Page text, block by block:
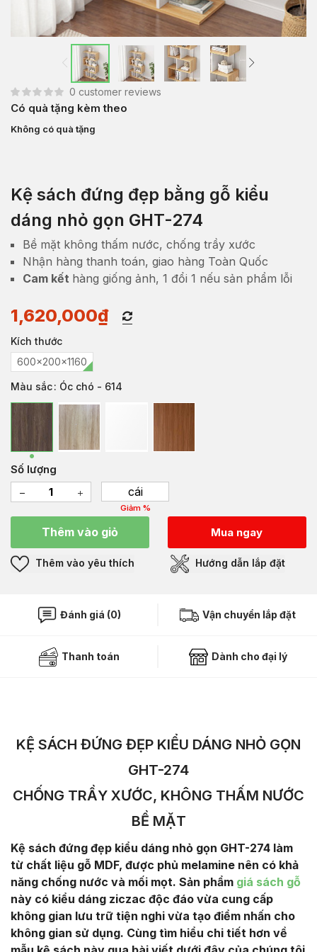
0 customer reviews
Có quà tặng kèm theo
Không có quà tặng
Kệ sách đứng đẹp bằng gỗ kiểu
dáng nhỏ gọn GHT-274
Bề mặt không thấm nước, chống trầy xước
Nhận hàng thanh toán, giao hàng Toàn Quốc
Cam kết hàng giống ảnh, 1 đổi 1 nếu sản phẩm lỗi
1,620,000₫
Kích thước
600x200x1160
Màu sắc: Óc chó - 614
Số lượng
cái
Giảm %
Thêm vào giỏ Mua ngay
Thêm vào yêu thích Hướng dẫn lắp đặt
Đánh giá (0) Vận chuyển lắp đặt
Thanh toán Dành cho đại lý
KỆ SÁCH ĐỨNG ĐẸP KIỂU DÁNG NHỎ GỌN
GHT-274
CHỐNG TRẦY XƯỚC, KHÔNG THẤM NƯỚC
BỀ MẶT
Kệ sách đứng đẹp kiểu dáng nhỏ gọn GHT-274 làm
từ chất liệu gỗ MDF, được phủ melamine nên có khả
năng chống nước và mối mọt. Sản phẩm giá sách gỗ
này có kiểu dáng ziczac độc đáo vừa cung cấp
không gian lưu trữ tiện nghi vừa tạo điểm nhấn cho
không gian sử dụng. Cùng tìm hiểu chi tiết hơn về